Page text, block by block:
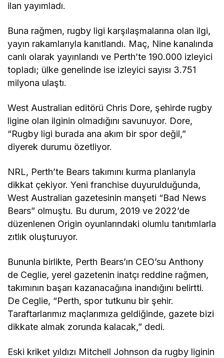
ilan yayımladı.
Buna rağmen, rugby ligi karşılaşmalarına olan ilgi,
yayın rakamlarıyla kanıtlandı. Maç, Nine kanalında
canlı olarak yayınlandı ve Perth’te 190.000 izleyici
topladı; ülke genelinde ise izleyici sayısı 3.751
milyona ulaştı.
West Australian editörü Chris Dore, şehirde rugby
ligine olan ilginin olmadığını savunuyor. Dore,
“Rugby ligi burada ana akım bir spor değil,”
diyerek durumu özetliyor.
NRL, Perth’te Bears takımını kurma planlarıyla
dikkat çekiyor. Yeni franchise duyurulduğunda,
West Australian gazetesinin manşeti “Bad News
Bears” olmuştu. Bu durum, 2019 ve 2022’de
düzenlenen Origin oyunlarındaki olumlu tanıtımlarla
zıtlık oluşturuyor.
Bununla birlikte, Perth Bears’ın CEO’su Anthony
de Ceglie, yerel gazetenin inatçı reddine rağmen,
takımının başarı kazanacağına inandığını belirtti.
De Ceglie, “Perth, spor tutkunu bir şehir.
Taraftarlarımız maçlarımıza geldiğinde, gazete bizi
dikkate almak zorunda kalacak,” dedi.
Eski kriket yıldızı Mitchell Johnson da rugby liginin